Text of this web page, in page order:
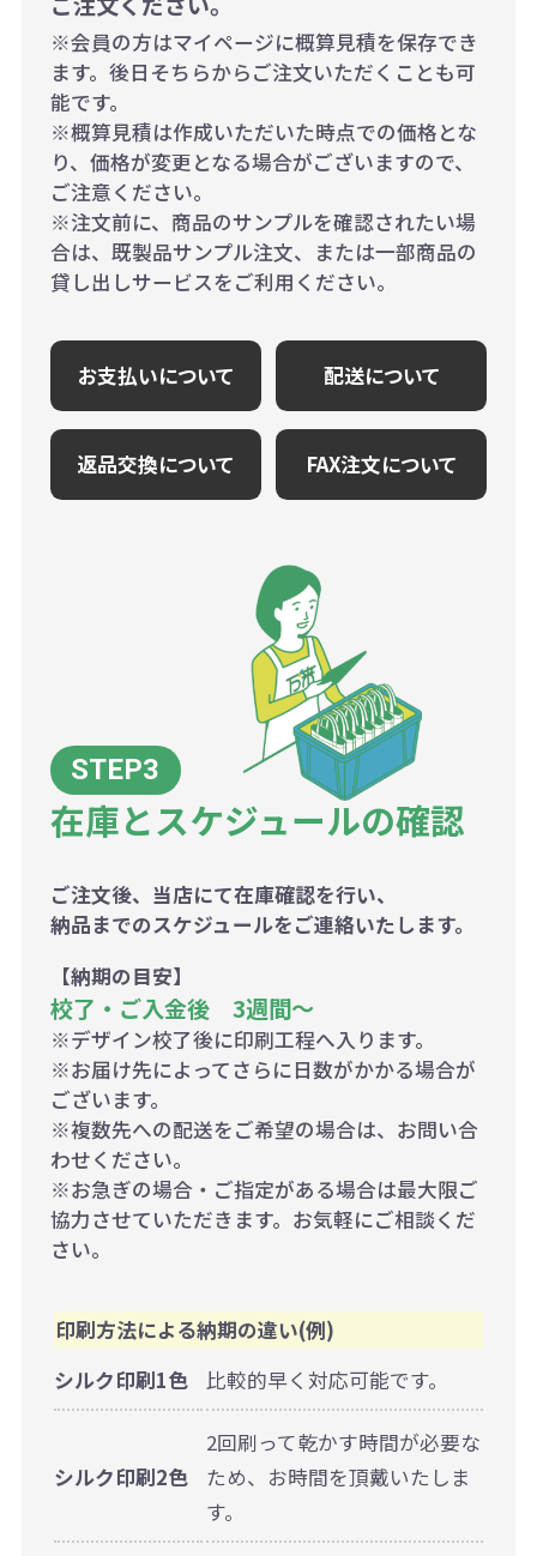
※会員の方はマイページに概算見積を保存でき
ます。後日そちらからご注文いただくことも可
能です。
※概算見積は作成いただいた時点での価格とな
り、価格が変更となる場合がございますので、
ご注意ください。
※注文前に、商品のサンプルを確認されたい場
合は、既製品サンプル注文、または一部商品の
貸し出しサービスをご利用ください。
お支払いについて 配送について
返品交換について FAX注文について
在庫とスケジュールの確認
ご注文後、当店にて在庫確認を行い、
納品までのスケジュールをご連絡いたします。
【納期の目安】
校了・ご入金後 3週間～
※デザイン校了後に印刷工程へ入ります。
※お届け先によってさらに日数がかかる場合が
ございます。
※複数先への配送をご希望の場合は、お問い合
わせください。
※お急ぎの場合・ご指定がある場合は最大限ご
協力させていただきます。お気軽にご相談くだ
さい。
印刷方法による納期の違い(例)
シルク印刷1色
比較的早く対応可能です。
シルク印刷2色
2回刷って乾かす時間が必要な
ため、お時間を頂戴いたしま
す。